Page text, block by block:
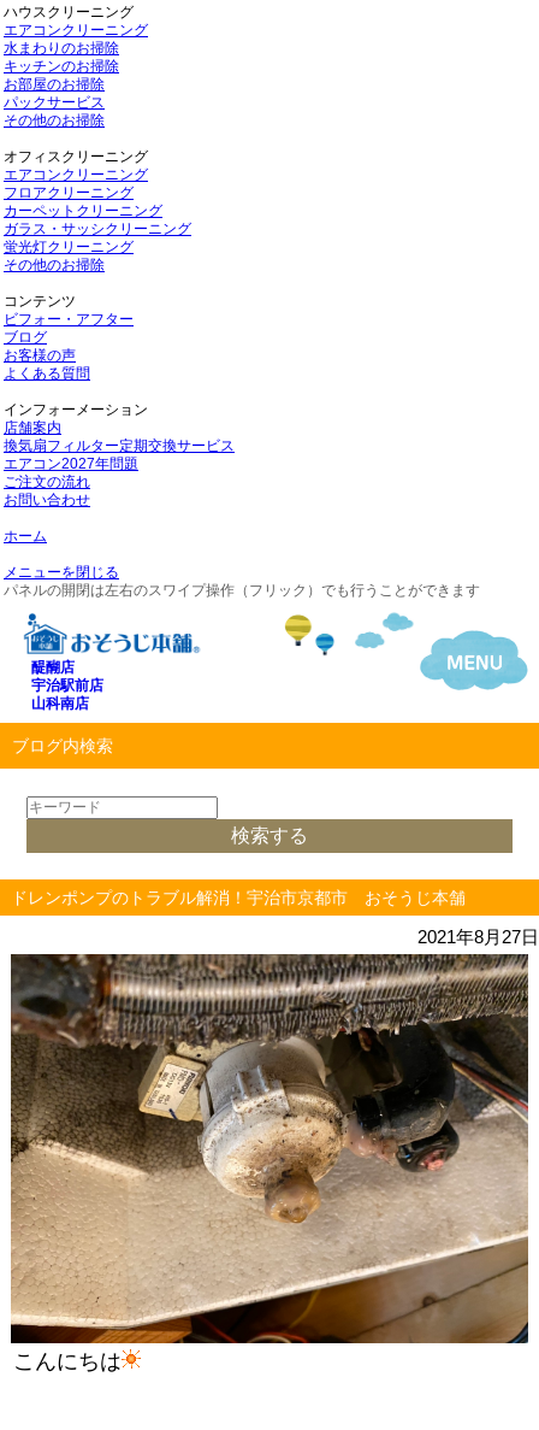
ハウスクリーニング
エアコンクリーニング
水まわりのお掃除
キッチンのお掃除
お部屋のお掃除
パックサービス
その他のお掃除
オフィスクリーニング
エアコンクリーニング
フロアクリーニング
カーペットクリーニング
ガラス・サッシクリーニング
蛍光灯クリーニング
その他のお掃除
コンテンツ
ビフォー・アフター
ブログ
お客様の声
よくある質問
インフォーメーション
店舗案内
換気扇フィルター定期交換サービス
エアコン2027年問題
ご注文の流れ
お問い合わせ
ホーム
メニューを閉じる
パネルの開閉は左右のスワイプ操作（フリック）でも行うことができます
醍醐店
宇治駅前店
山科南店
ブログ内検索
ドレンポンプのトラブル解消！宇治市京都市 おそうじ本舗
2021年8月27日
こんにちは